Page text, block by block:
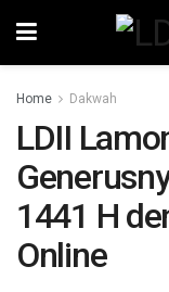
Home Dakwah
LDII
1441 H
Online